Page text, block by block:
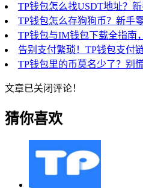
TP钱包怎么找USDT地址？
TP钱包怎么存狗狗币？新手
TP钱包与IM钱包下载全指南
告别支付繁琐！TP钱包支付
TP钱包里的币莫名少了？别
文章已关闭评论！
猜你喜欢